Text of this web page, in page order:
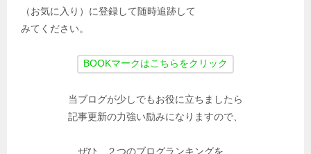
（お気に入り）に登録して随時追跡して
みてください。
当ブログが少しでもお役に立ちましたら
記事更新の力強い励みになりますので、
ぜひ、２つのブログランキングを、